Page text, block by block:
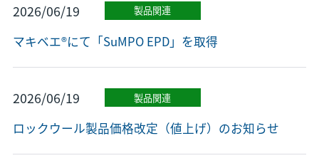
2026/06/19 製品関連
マキベエ®にて「SuMPO EPD」を取得
2026/06/19 製品関連
ロックウール製品価格改定（値上げ）のお知らせ